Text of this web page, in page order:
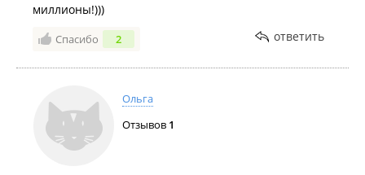
миллионы!)))
Спасибо 2 ответить
Ольга
Отзывов 1